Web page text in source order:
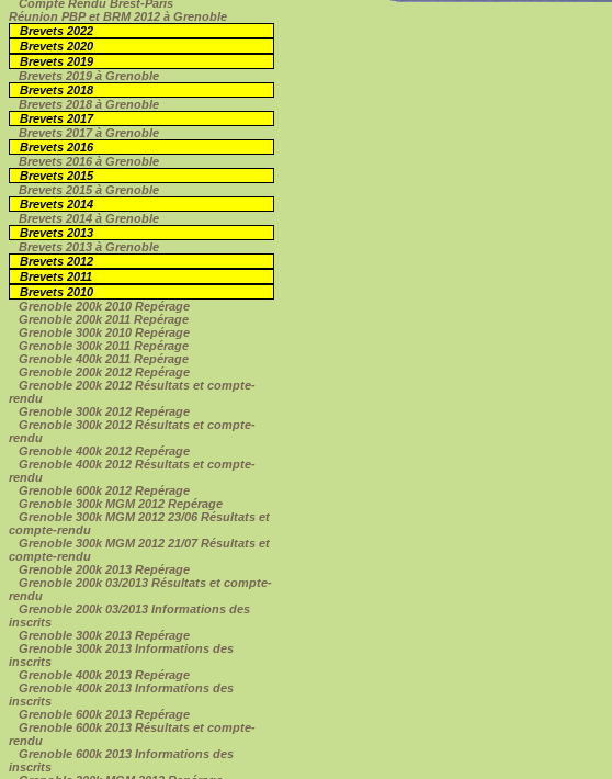
Compte Rendu Brest-Paris
Réunion PBP et BRM 2012 à Grenoble
Brevets 2022
Brevets 2020
Brevets 2019
Brevets 2019 à Grenoble
Brevets 2018
Brevets 2018 à Grenoble
Brevets 2017
Brevets 2017 à Grenoble
Brevets 2016
Brevets 2016 à Grenoble
Brevets 2015
Brevets 2015 à Grenoble
Brevets 2014
Brevets 2014 à Grenoble
Brevets 2013
Brevets 2013 à Grenoble
Brevets 2012
Brevets 2011
Brevets 2010
Grenoble 200k 2010 Repérage
Grenoble 200k 2011 Repérage
Grenoble 300k 2010 Repérage
Grenoble 300k 2011 Repérage
Grenoble 400k 2011 Repérage
Grenoble 200k 2012 Repérage
Grenoble 200k 2012 Résultats et compte-
rendu
Grenoble 300k 2012 Repérage
Grenoble 300k 2012 Résultats et compte-
rendu
Grenoble 400k 2012 Repérage
Grenoble 400k 2012 Résultats et compte-
rendu
Grenoble 600k 2012 Repérage
Grenoble 300k MGM 2012 Repérage
Grenoble 300k MGM 2012 23/06 Résultats et
compte-rendu
Grenoble 300k MGM 2012 21/07 Résultats et
compte-rendu
Grenoble 200k 2013 Repérage
Grenoble 200k 03/2013 Résultats et compte-
rendu
Grenoble 200k 03/2013 Informations des
inscrits
Grenoble 300k 2013 Repérage
Grenoble 300k 2013 Informations des
inscrits
Grenoble 400k 2013 Repérage
Grenoble 400k 2013 Informations des
inscrits
Grenoble 600k 2013 Repérage
Grenoble 600k 2013 Résultats et compte-
rendu
Grenoble 600k 2013 Informations des
inscrits